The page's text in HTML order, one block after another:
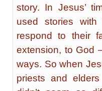
story. In Jesus’
used stories
respond to their
extension, to God
ways. So when
priests and